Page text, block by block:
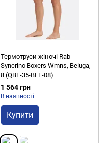
Термотруси жіночі Rab
Syncrino Boxers Wmns, Beluga,
8 (QBL-35-BEL-08)
1 564 грн
В наявності
Купити